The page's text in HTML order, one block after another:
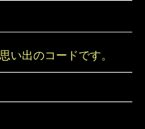
い出のコードです。